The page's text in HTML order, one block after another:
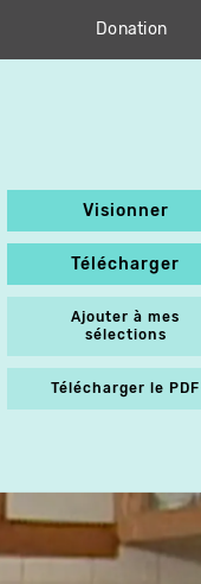
Donation
Visionner
Télécharger
Ajouter à mes
sélections
Télécharger le PDF